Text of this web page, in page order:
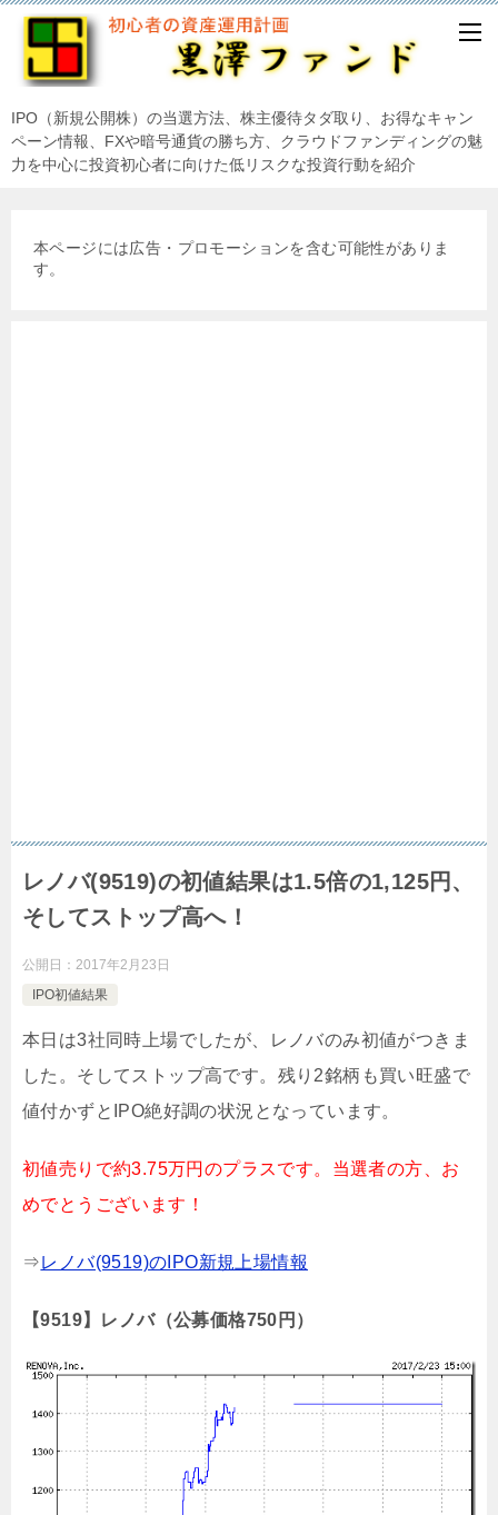
IPO（新規公開株）の当選方法、株主優待タダ取り、お得なキャン
ペーン情報、FXや暗号通貨の勝ち方、クラウドファンディングの魅
力を中心に投資初心者に向けた低リスクな投資行動を紹介
本ページには広告・プロモーションを含む可能性がありま
す。
レノバ(9519)の初値結果は1.5倍の1,125円、
そしてストップ高へ！
公開日： 2017年2月23日
IPO初値結果
本日は3社同時上場でしたが、レノバのみ初値がつきま
した。そしてストップ高です。残り2銘柄も買い旺盛で
値付かずとIPO絶好調の状況となっています。
初値売りで約3.75万円のプラスです。当選者の方、お
めでとうございます！
⇒レノバ(9519)のIPO新規上場情報
【9519】レノバ（公募価格750円）